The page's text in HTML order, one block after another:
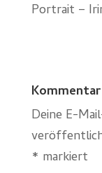
Portrait –
Deine E-
* markiert